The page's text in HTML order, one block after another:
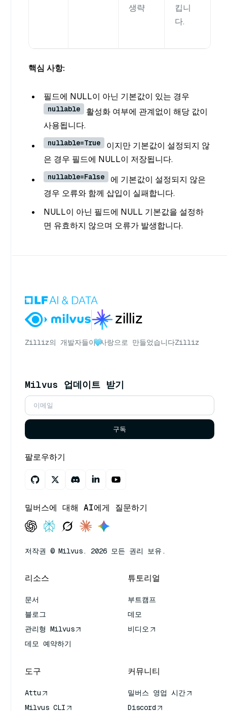
생략
킵니
다.
핵심 사항:
필드에 NULL이 아닌 기본값이 있는 경우
nullable
활성화 여부에 관계없이 해당 값이
사용됩니다.
nullable=True
이지만 기본값이 설정되지 않
은 경우 필드에 NULL이 저장됩니다.
nullable=False
에 기본값이 설정되지 않은
경우 오류와 함께 삽입이 실패합니다.
NULL이 아닌 필드에 NULL 기본값을 설정하
면 유효하지 않으며 오류가 발생합니다.
Zilliz의 개발자들이 사랑으로 만들었습니다Zilliz
Milvus 업데이트 받기
구독
팔로우하기
밀버스에 대해 AI에게 질문하기
저작권 © Milvus. 2026 모든 권리 보유.
리소스
문서
블로그
관리형 Milvus
데모 예약하기
튜토리얼
부트캠프
데모
비디오
도구
Attu
Milvus CLI
커뮤니티
밀버스 영업 시간
Discord